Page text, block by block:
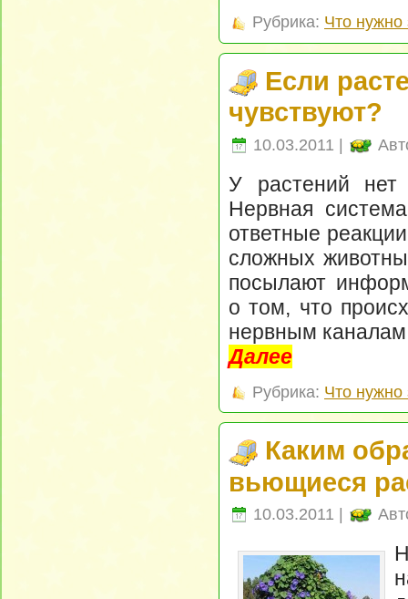
Рубрика: Что нужно
Если
чувствуют?
10.03.2011 |
У растений
Нервная
ответные
сложных
посылают
о том, что
нервным каналам
Далее
Рубрика: Что нужно
Каким
вьющиеся
10.03.2011 |